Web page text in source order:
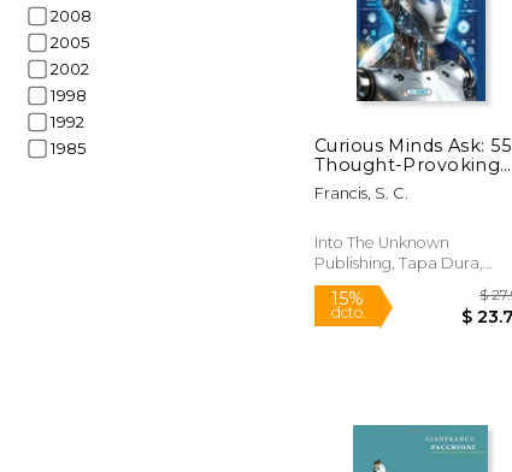
2008
2005
2002
1998
1992
1985
6%
dcto.
Curious Minds Ask: 55
Thought-Provoking
Questions for
Humanity Answered
Intelligence 2 (en
Inglés)
Francis, S. C.
Into The Unknown
Publishing, Tapa Dura,
Nuevo